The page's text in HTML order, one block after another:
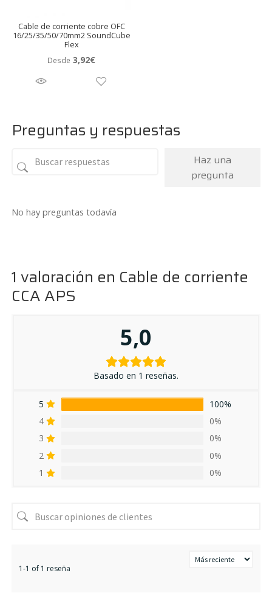
Cable de corriente cobre OFC
16/25/35/50/70mm2 SoundCube
Flex
Desde 3,92€
Preguntas y respuestas
Haz una
pregunta
No hay preguntas todavía
1 valoración en Cable de corriente
CCA APS
5,0
Basado en 1 reseñas.
5
100%
4
0%
3
0%
2
0%
1
0%
1-1 of 1 reseña